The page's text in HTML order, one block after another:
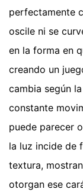
perfectamente
oscile ni se
en la forma en
creando un
cambia según
constante
puede parecer
la luz incide de
textura,
otorgan ese